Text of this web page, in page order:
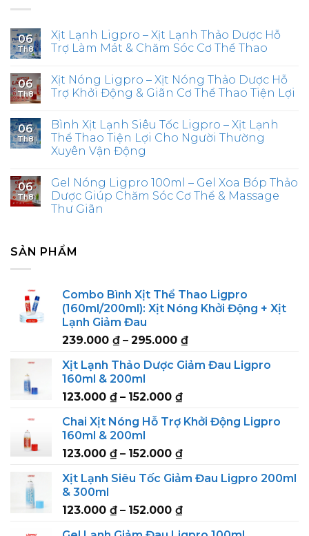
06
Th8
Xịt Lạnh Ligpro – Xịt Lạnh Thảo Dược Hỗ
Trợ Làm Mát & Chăm Sóc Cơ Thể Thao
06
Th8
Xịt Nóng Ligpro – Xịt Nóng Thảo Dược Hỗ
Trợ Khởi Động & Giãn Cơ Thể Thao Tiện Lợi
06
Th8
Bình Xịt Lạnh Siêu Tốc Ligpro – Xịt Lạnh
Thể Thao Tiện Lợi Cho Người Thường
Xuyên Vận Động
06
Th8
Gel Nóng Ligpro 100ml – Gel Xoa Bóp Thảo
Dược Giúp Chăm Sóc Cơ Thể & Massage
Thư Giãn
SẢN PHẨM
Combo Bình Xịt Thể Thao Ligpro
(160ml/200ml): Xịt Nóng Khởi Động + Xịt
Lạnh Giảm Đau
239.000 ₫ – 295.000 ₫Price
239.000 ₫
Xịt Lạnh Thảo Dược Giảm Đau Ligpro
160ml & 200ml
123.000 ₫ – 152.000 ₫Price
123.000 ₫
152.000 ₫
Chai Xịt Nóng Hỗ Trợ Khởi Động Ligpro
160ml & 200ml
123.000 ₫ – 152.000 ₫Price
123.000 ₫
152.000 ₫
Xịt Lạnh Siêu Tốc Giảm Đau Ligpro 200ml
& 300ml
123.000 ₫ – 152.000 ₫Price